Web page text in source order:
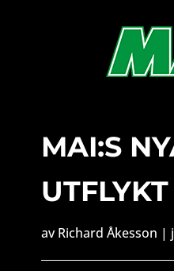
MAI:S
avRichard Åkesson |